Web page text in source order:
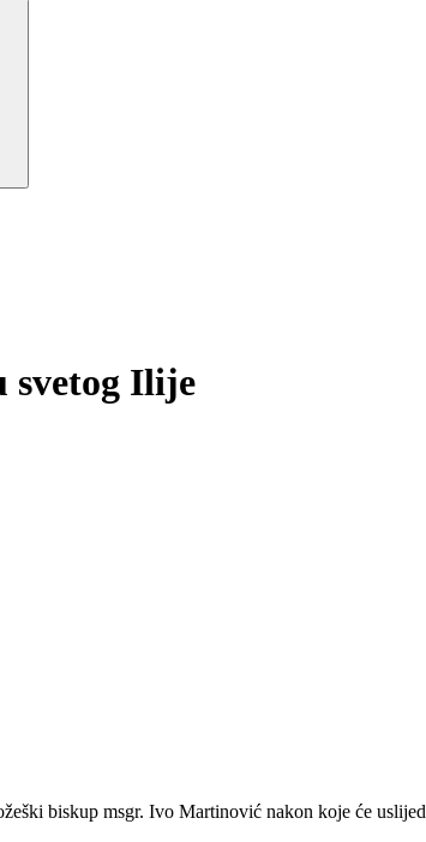
svetog Ilije
biskup msgr. Ivo Martinović nakon koje će